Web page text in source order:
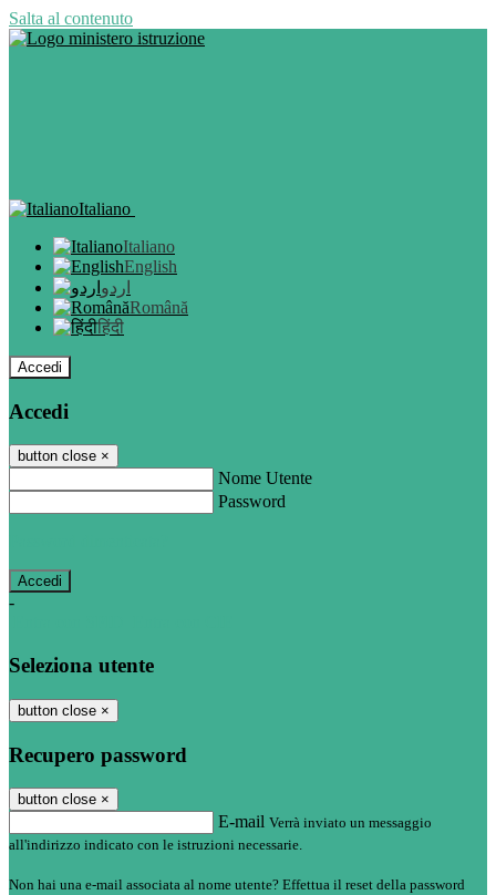
Salta al contenuto
Italiano
Italiano
English
اردو
Română
हिंदी
Accedi
Accedi
button close ×
Nome Utente
Password
-
Seleziona utente
button close ×
Recupero password
button close ×
E-mail Verrà inviato un messaggio
all'indirizzo indicato con le istruzioni necessarie.
Non hai una e-mail associata al nome utente? Effettua il reset della password